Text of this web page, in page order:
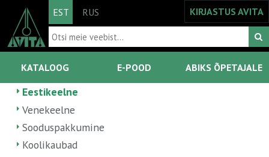
EST RUS KIRJASTUS AVITA
KATALOOG E-POOD ABIKS ÕPETAJALE
Eestikeelne
Venekeelne
Sooduspakkumine
Koolikaubad